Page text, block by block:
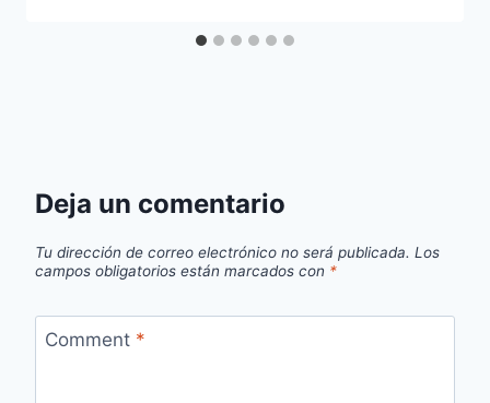
Deja un comentario
Tu dirección de correo electrónico no será publicada. Los
campos obligatorios están marcados con *
Comment *